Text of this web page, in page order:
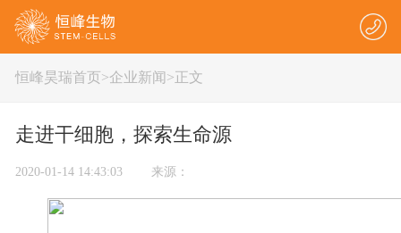
恒峰昊瑞首页>企业新闻 >正文
走进干细胞，探索生命源
2020-01-14 14:43:03 来源：